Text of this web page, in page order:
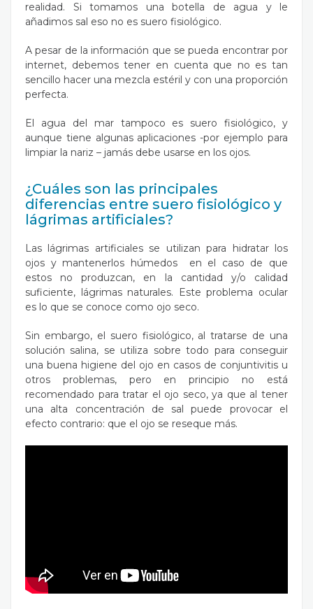
realidad. Si tomamos una botella de agua y le
añadimos sal eso no es suero fisiológico.
A pesar de la información que se pueda encontrar por
internet, debemos tener en cuenta que no es tan
sencillo hacer una mezcla estéril y con una proporción
perfecta.
El agua del mar tampoco es suero fisiológico, y
aunque tiene algunas aplicaciones -por ejemplo para
limpiar la nariz – jamás debe usarse en los ojos.
¿Cuáles son las principales
diferencias entre suero fisiológico y
lágrimas artificiales?
Las lágrimas artificiales se utilizan para hidratar los
ojos y mantenerlos húmedos en el caso de que
estos no produzcan, en la cantidad y/o calidad
suficiente, lágrimas naturales. Este problema ocular
es lo que se conoce como ojo seco.
Sin embargo, el suero fisiológico, al tratarse de una
solución salina, se utiliza sobre todo para conseguir
una buena higiene del ojo en casos de conjuntivitis u
otros problemas, pero en principio no está
recomendado para tratar el ojo seco, ya que al tener
una alta concentración de sal puede provocar el
efecto contrario: que el ojo se reseque más.